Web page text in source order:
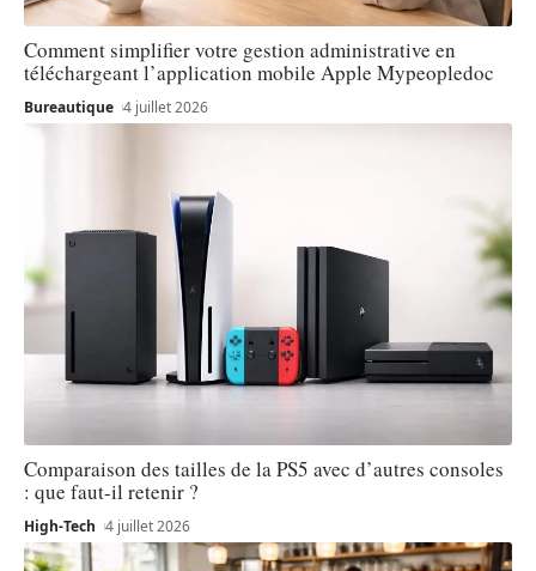
Comment simplifier votre gestion administrative en
téléchargeant l’application mobile Apple Mypeopledoc
Bureautique 4 juillet 2026
Comparaison des tailles de la PS5 avec d’autres consoles
: que faut-il retenir ?
High-Tech 4 juillet 2026